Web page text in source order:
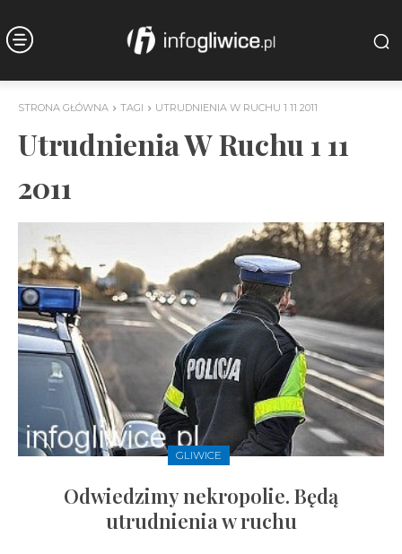
STRONA GŁÓWNA TAGI UTRUDNIENIA W RUCHU 1 11 2011
Utrudnienia W Ruchu 1 11
2011
GLIWICE
Odwiedzimy nekropolie. Będą
utrudnienia w ruchu